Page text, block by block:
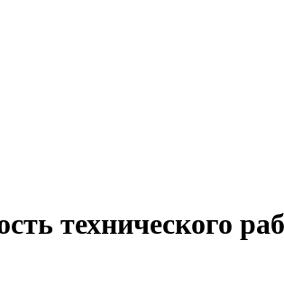
технического